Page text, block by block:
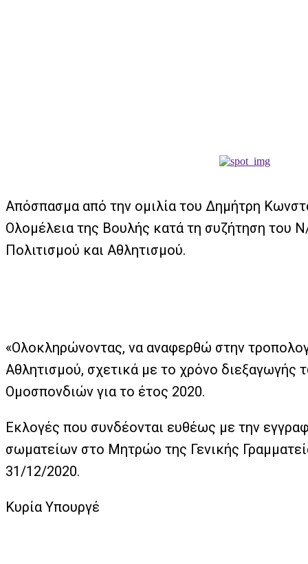
Απόσπασμα από την ομιλία του Δημήτρη
Ολομέλεια της Βουλής κατά τη συζήτηση του
Πολιτισμού και Αθλητισμού.
«Ολοκληρώνοντας, να αναφερθώ στην
Αθλητισμού, σχετικά με το χρόνο
Ομοσπονδιών για το έτος 2020.
Εκλογές που συνδέονται ευθέως με την
σωματείων στο Μητρώο της Γενικής
31/12/2020.
Κυρία Υπουργέ